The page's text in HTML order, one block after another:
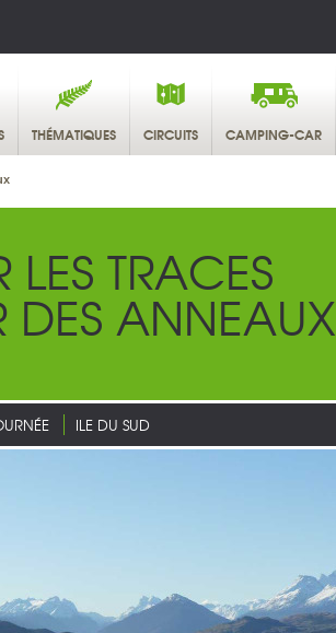
THÉMATIQUES CIRCUITS CAMPING-CAR
TRACES
DES ANNEAUX
ILE DU SUD